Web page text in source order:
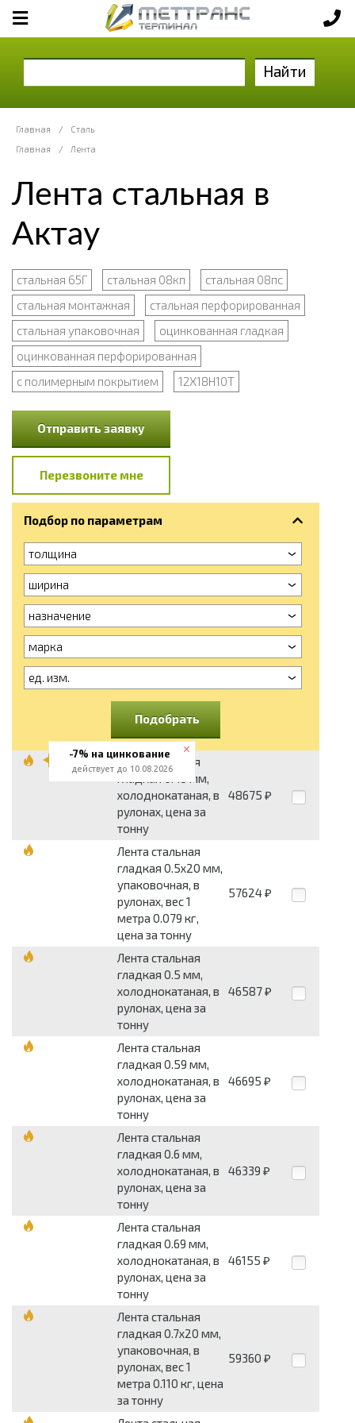
Найти
Главная /
Сталь
Главная
/ Лента
Лента стальная в
Актау
стальная 65Г стальная 08кп
стальная 08пс
стальная монтажная
стальная перфорированная
стальная упаковочная
оцинкованная гладкая
оцинкованная перфорированная
с полимерным покрытием
12Х18Н10Т
Отправить заявку
Перезвоните мне
Подбор по параметрам
толщина
ширина
назначение
марка
ед. изм.
Подобрать
Лента стальная
гладкая 0.49 мм,
холоднокатаная, в
рулонах, цена за
тонну
48675 ₽
Лента стальная
гладкая 0.5x20 мм,
упаковочная, в
рулонах, вес 1
метра 0.079 кг,
цена за тонну
57624 ₽
Лента стальная
гладкая 0.5 мм,
холоднокатаная, в
рулонах, цена за
тонну
46587 ₽
Лента стальная
гладкая 0.59 мм,
холоднокатаная, в
рулонах, цена за
тонну
46695 ₽
Лента стальная
гладкая 0.6 мм,
холоднокатаная, в
рулонах, цена за
тонну
46339 ₽
Лента стальная
гладкая 0.69 мм,
холоднокатаная, в
рулонах, цена за
тонну
46155 ₽
Лента стальная
гладкая 0.7x20 мм,
упаковочная, в
рулонах, вес 1
метра 0.110 кг, цена
за тонну
59360 ₽
-7% на цинкование
действует до 10.08.2026